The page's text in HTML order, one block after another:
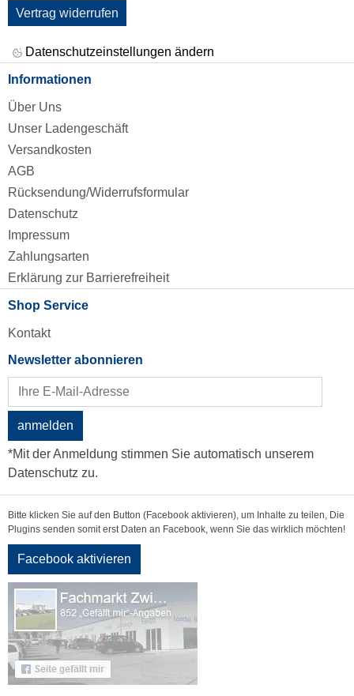
Vertrag widerrufen
Datenschutzeinstellungen ändern
Informationen
Über Uns
Unser Ladengeschäft
Versandkosten
AGB
Rücksendung/Widerrufsformular
Datenschutz
Impressum
Zahlungsarten
Erklärung zur Barrierefreiheit
Shop Service
Kontakt
Newsletter abonnieren
anmelden
*Mit der Anmeldung stimmen Sie automatisch unserem
Datenschutz zu.
Bitte klicken Sie auf den Button (Facebook aktivieren), um Inhalte zu teilen, Die
Plugins senden somit erst Daten an Facebook, wenn Sie das wirklich möchten!
Facebook aktivieren